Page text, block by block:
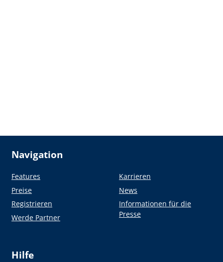
Navigation
Features
Preise
Registrieren
Werde Partner
Karrieren
News
Informationen für die
Presse
Hilfe